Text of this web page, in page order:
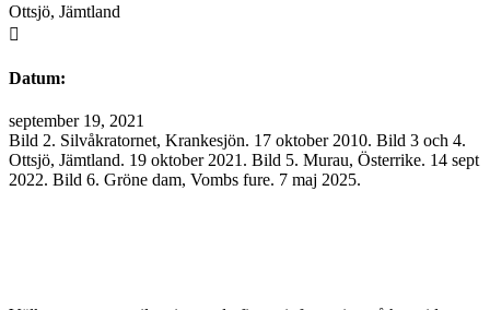
Ottsjö, Jämtland

Datum:
september 19, 2021
Bild 2. Silvåkratornet, Krankesjön. 17 oktober 2010. Bild 3 och 4.
Ottsjö, Jämtland. 19 oktober 2021. Bild 5. Murau, Österrike. 14 sept
2022. Bild 6. Gröne dam, Vombs fure. 7 maj 2025.